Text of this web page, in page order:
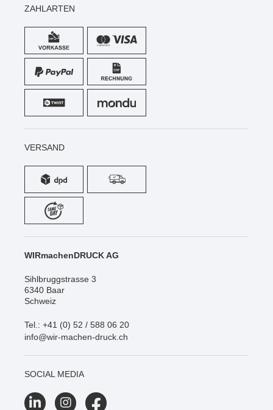
ZAHLARTEN
VERSAND
WIRmachenDRUCK AG
Sihlbruggstrasse 3
6340 Baar
Schweiz
Tel.: +41 (0) 52 / 588 06 20
info@wir-machen-druck.ch
SOCIAL MEDIA